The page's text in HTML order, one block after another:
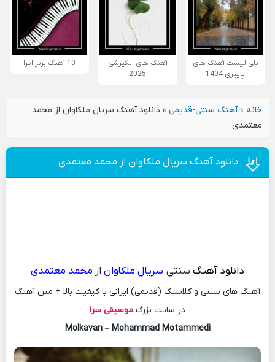
پلی لیست آهنگ های
پاییزی 1404
آهنگ های انگیزشی
2025
10 آهنگ برتر اپرا
خانه»آهنگ سنتی-قدیمی» دانلود آهنگ سریال ملکاوان از محمد
معتمدی
دانلود آهنگ سریال ملکاوان از محمد معتمدی
دانلود آهنگ سنتی سریال ملکاوان از محمد معتمدی
آهنگ های سنتی و کلاسیک (قدیمی) ایرانی با کیفیت بالا + متن آهنگ
در سایت بزرگ موسیقی سرا
Molkavan– Mohammad Motammedi